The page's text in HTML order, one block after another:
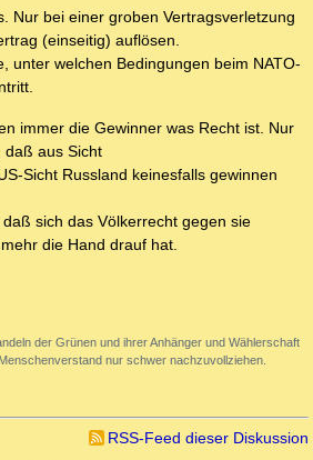
Nur bei einer groben Vertragsverletzung
(einseitig) auflösen.
unter welchen Bedingungen beim NATO-
immer die Gewinner was Recht ist. Nur
daß aus Sicht
Sicht Russland keinesfalls gewinnen
sich das Völkerrecht gegen sie
die Hand drauf hat.
der Grünen und ihrer Anhänger und Wählerschaft
nur schwer nachzuvollziehen.
RSS-Feed dieser Diskussion